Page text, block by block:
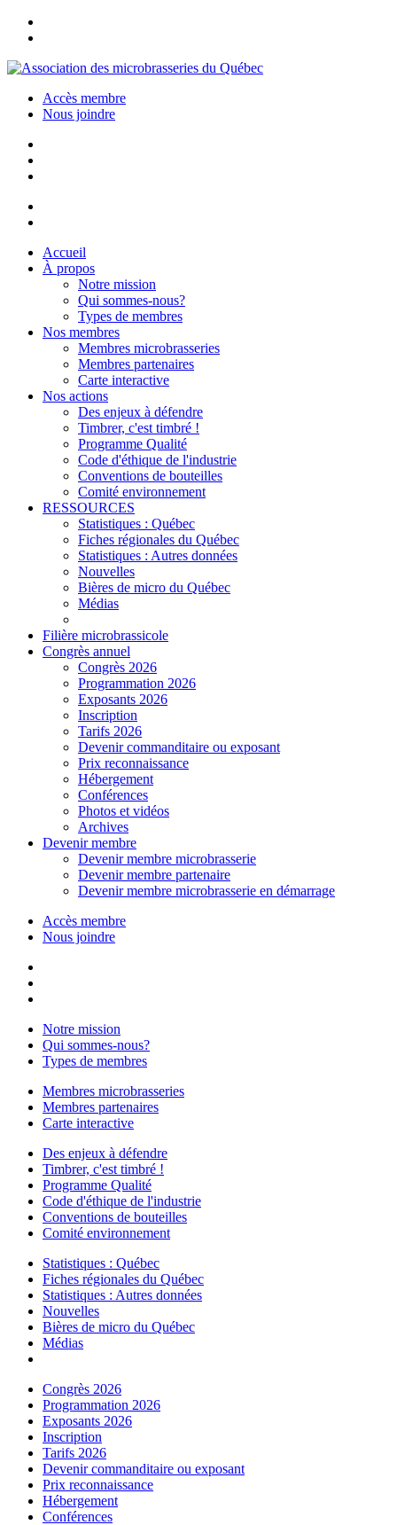
Accès membre
Nous joindre
Accueil
À propos
Notre mission
Qui sommes-nous?
Types de membres
Nos membres
Membres microbrasseries
Membres partenaires
Carte interactive
Nos actions
Des enjeux à défendre
Timbrer, c'est timbré !
Programme Qualité
Code d'éthique de l'industrie
Conventions de bouteilles
Comité environnement
RESSOURCES
Statistiques : Québec
Fiches régionales du Québec
Statistiques : Autres données
Nouvelles
Bières de micro du Québec
Médias
Filière microbrassicole
Congrès annuel
Congrès 2026
Programmation 2026
Exposants 2026
Inscription
Tarifs 2026
Devenir commanditaire ou exposant
Prix reconnaissance
Hébergement
Conférences
Photos et vidéos
Archives
Devenir membre
Devenir membre microbrasserie
Devenir membre partenaire
Devenir membre microbrasserie en démarrage
Accès membre
Nous joindre
Notre mission
Qui sommes-nous?
Types de membres
Membres microbrasseries
Membres partenaires
Carte interactive
Des enjeux à défendre
Timbrer, c'est timbré !
Programme Qualité
Code d'éthique de l'industrie
Conventions de bouteilles
Comité environnement
Statistiques : Québec
Fiches régionales du Québec
Statistiques : Autres données
Nouvelles
Bières de micro du Québec
Médias
Congrès 2026
Programmation 2026
Exposants 2026
Inscription
Tarifs 2026
Devenir commanditaire ou exposant
Prix reconnaissance
Hébergement
Conférences